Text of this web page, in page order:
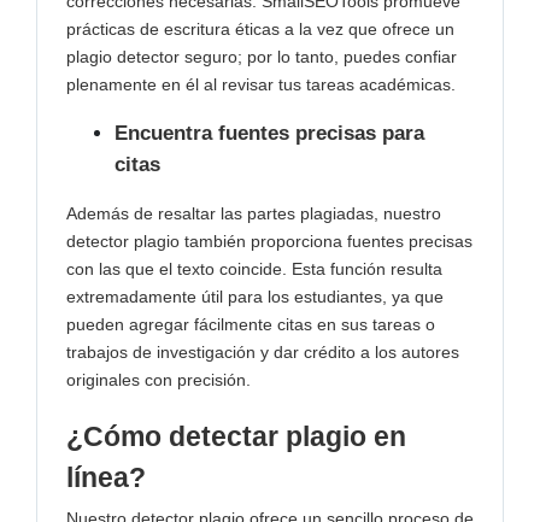
prácticas de escritura éticas a la vez que ofrece un
plagio detector seguro; por lo tanto, puedes confiar
plenamente en él al revisar tus tareas académicas.
Encuentra fuentes precisas para
citas
Además de resaltar las partes plagiadas, nuestro
detector plagio también proporciona fuentes precisas
con las que el texto coincide. Esta función resulta
extremadamente útil para los estudiantes, ya que
pueden agregar fácilmente citas en sus tareas o
trabajos de investigación y dar crédito a los autores
originales con precisión.
¿Cómo detectar plagio en
línea?